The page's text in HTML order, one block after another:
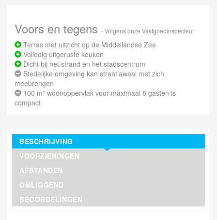
Voors en tegens - Volgens onze Vastgoedinspecteur
Terras met uitzicht op de Middellandse Zee
Volledig uitgeruste keuken
Dicht bij het strand en het stadscentrum
Stedelijke omgeving kan straatlawaai met zich
meebrengen
100 m² woonoppervlak voor maximaal 8 gasten is
compact
BESCHRIJVING
VOORZIENINGEN
AFSTANDEN
OMLIGGEND
BEOORDELINGEN